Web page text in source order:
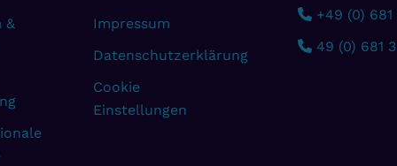
&
Impressum
Datenschutzerklärung
Cookie
Einstellungen
+49 (0)
49 (0) 681